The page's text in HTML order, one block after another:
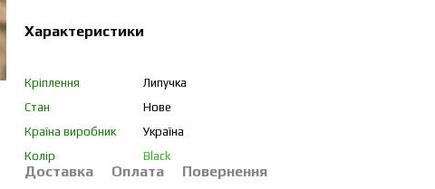
Характеристики
Кріплення
Липучка
Стан
Нове
Країна виробник
Україна
Колір
Black
Доставка Оплата Повернення